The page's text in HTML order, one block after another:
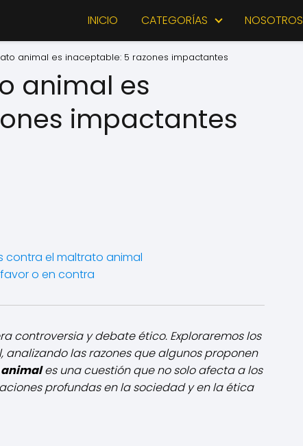
INICIO CATEGORÍAS NOSOTROS
animal es inaceptable: 5 razones impactantes
animal es
impactantes
contra el maltrato animal
o en contra
controversia y debate ético. Exploraremos los
las razones que algunos proponen
es una cuestión que no solo afecta a los
profundas en la sociedad y en la ética